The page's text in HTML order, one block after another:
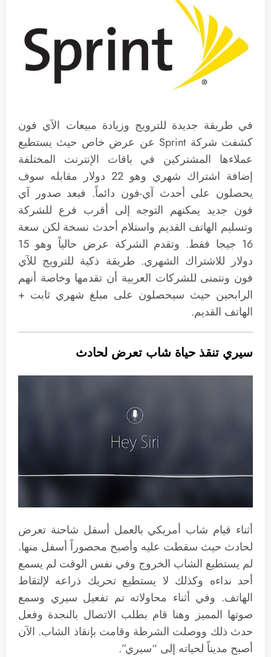
في طريقة جديدة للترويج وزيادة مبيعات الآي فون
كشفت شركة Sprint عن عرض خاص حيث يستطيع
عملاءها المشتركين في باقات الإنترنت المختلفة
إضافة اشتراك شهري وهو 22 دولار مقابله سوف
يحصلون على أحدث آي-فون دائماً. فبعد صدور آي
فون جديد يمكنهم التوجه إلى أقرب فرع للشركة
وتسليم الهاتف القديم واستلام أحدث نسخة لكن سعة
16 جيجا فقط. وتقدم الشركة عرض حالياً وهو 15
دولار للاشتراك الشهري. طريقة ذكية للترويج للآي
فون ونتمنى للشركات العربية أن تقدمها وخاصة أنهم
الرابحين حيث سيحصلون على مبلغ شهري ثابت +
الهاتف القديم.
سيري تنقذ حياة شاب تعرض لحادث
أثناء قيام شاب أمريكي بالعمل أسفل شاحنة تعرض
لحادث حيث سقطت عليه وأصبح محصوراً أسفل منها.
لم يستطيع الشاب الخروج وفي نفس الوقت لم يسمع
أحد نداءه وكذلك لا يستطيع تحريك ذراعه لإلتقاط
الهاتف. وفي أثناء محاولاته تم تفعيل سيري وسمع
صوتها المميز وهنا قام بطلب الاتصال بالنجدة وفعل
حدث ذلك ووصلت الشرطة وقامت بإنقاذ الشاب. الآن
أصبح مديناً لحياته إلى “سيري”.